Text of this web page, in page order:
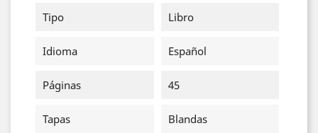
Tipo
Libro
Idioma Español
Páginas 45
Tapas Blandas